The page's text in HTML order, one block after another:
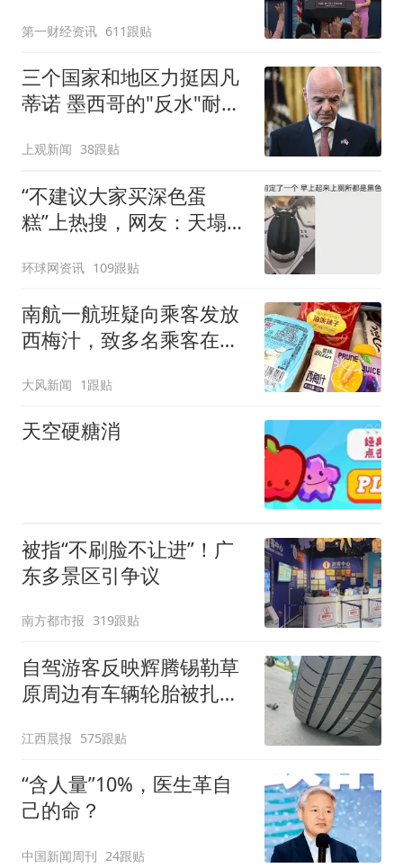
第一财经资讯 611跟贴
三个国家和地区力挺因凡
蒂诺 墨西哥的"反水"耐人
上观新闻 38跟贴
“不建议大家买深色蛋
糕”上热搜，网友：天塌
环球网资讯 109跟贴
南航一航班疑向乘客发放
西梅汁，致多名乘客在飞
客：机上100多人只有2个
厕所；客服回应：并非每
架飞机都会发放西梅汁
大风新闻 1跟贴
天空硬糖消
被指“不刷脸不让进”！广
东多景区引争议
南方都市报 319跟贴
自驾游客反映辉腾锡勒草
原周边有车辆轮胎被扎，
元，官方发布情况通报
江西晨报 575跟贴
“含人量”10%，医生革自
己的命？
中国新闻周刊 24跟贴